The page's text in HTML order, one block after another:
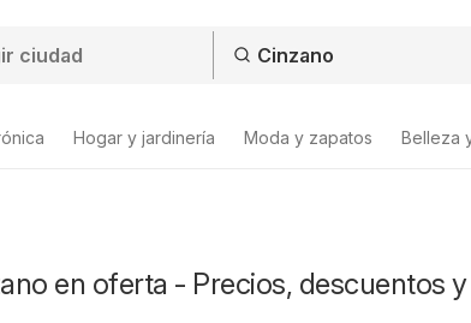
Hogar y jardinería Moda y zapatos Belleza
en oferta - Precios, descuentos